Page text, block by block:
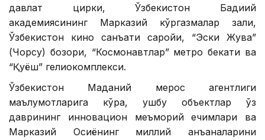
давлат цирки, Ўзбекистон Бадиий
академиясининг Марказий кўргазмалар зали,
Ўзбекистон кино санъати саройи, “Эски Жува”
(Чорсу) бозори, “Космонавтлар” метро бекати ва
“Қуёш” гелиокомплекси.
Ўзбекистон Маданий мерос агентлиги
маълумотларига кўра, ушбу объектлар ўз
даврининг инновацион меъморий ечимлари ва
Марказий Осиёнинг миллий анъаналарини